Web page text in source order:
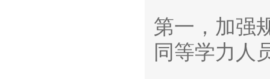
第一，加强
同等学力人